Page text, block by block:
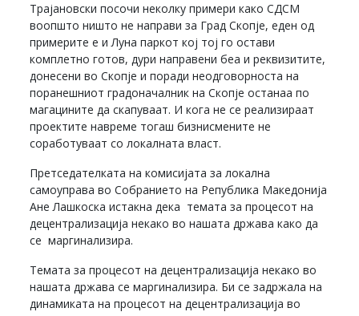
Трајановски посочи неколку примери како СДСМ
воопшто ништо не направи за Град Скопје, еден од
примерите е и Луна паркот кој тој го остави
комплетно готов, дури направени беа и реквизитите,
донесени во Скопје и поради неодговорноста на
поранешниот градоначалник на Скопје останаа по
магацините да скапуваат. И кога не се реализираат
проектите навреме тогаш бизнисмените не
соработуваат со локалната власт.
Претседателката на комисијата за локална
самоуправа во Собранието на Република Македонија
Ане Лашкоска истакна дека темата за процесот на
децентрализација некако во нашата држава како да
се маргинализира.
Темата за процесот на децентрализација некако во
нашата држава се маргинализира. Би се задржала на
динамиката на процесот на децентрализација во